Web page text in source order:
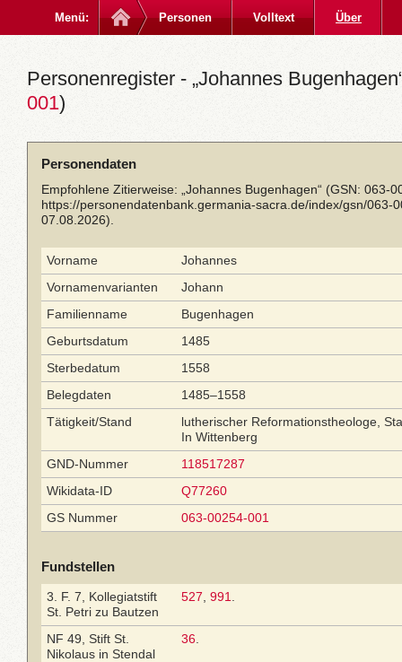
Menü: Personen Volltext Über
Personenregister - „Johannes
001)
Personendaten
Empfohlene Zitierweise: „Johannes Bugenhagen“ (GSN: 063-
https://personendatenbank.germania-sacra.de/index/gsn/063-
07.08.2026).
Vorname
Johannes
Vornamenvarianten
Johann
Familienname
Bugenhagen
Geburtsdatum
1485
Sterbedatum
1558
Belegdaten
1485–1558
Tätigkeit/Stand
lutherischer Reformationstheologe,
In Wittenberg
GND-Nummer
118517287
Wikidata-ID
Q77260
GS Nummer
063-00254-001
Fundstellen
3. F. 7, Kollegiatstift
St. Petri zu Bautzen
527 991
NF 49, Stift St.
Nikolaus in Stendal
36